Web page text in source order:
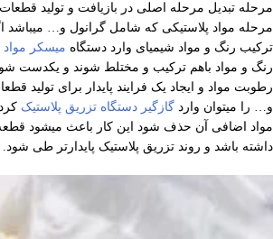
مرحله تبدیل مرحله اصلی در بازیافت و تولید
مرحله مواد پلاستیکی که شامل گرانول و… میباشد
ترکیب رنگ و مواد شیمیای وارد دستگاه میسکر مواد
رنگ و مواد باهم ترکیب و مختلط شوند و یکدست
رطوبت مواد و ایجاد یک فرایند پایدار برای تولید
و… را میتوان وارد گازگیر دستگاه تزریق پلاستیک
مواد اضافی آن حذف شود این کار باعث میشود قطعه
داشته باشد و روند تزریق پلاستیک پایدارتر طی شود.